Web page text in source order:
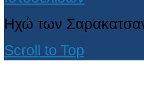
Ηχώ των
Scroll to Top